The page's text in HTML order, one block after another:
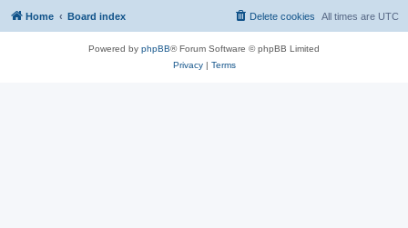
Home Board index All times are UTC
Delete cookies
Powered by phpBB® Forum Software © phpBB Limited
Privacy| Terms